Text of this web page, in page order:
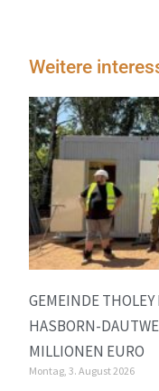
Weitere
GEMEINDE
HASBORN-
MILLIONEN EURO
Montag, 3. August 2026